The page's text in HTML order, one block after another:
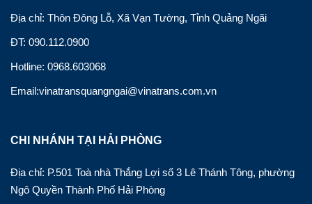
Địa chỉ: Thôn Đông Lỗ, Xã Vạn Tường, Tỉnh Quảng Ngãi
ĐT: 090.112.0900
Hotline: 0968.603068
Email:vinatransquangngai@vinatrans.com.vn
CHI NHÁNH TẠI HẢI PHÒNG
Địa chỉ: P.501 Toà nhà Thắng Lợi số 3 Lê Thánh Tông, phường
Ngô Quyền Thành Phố Hải Phòng